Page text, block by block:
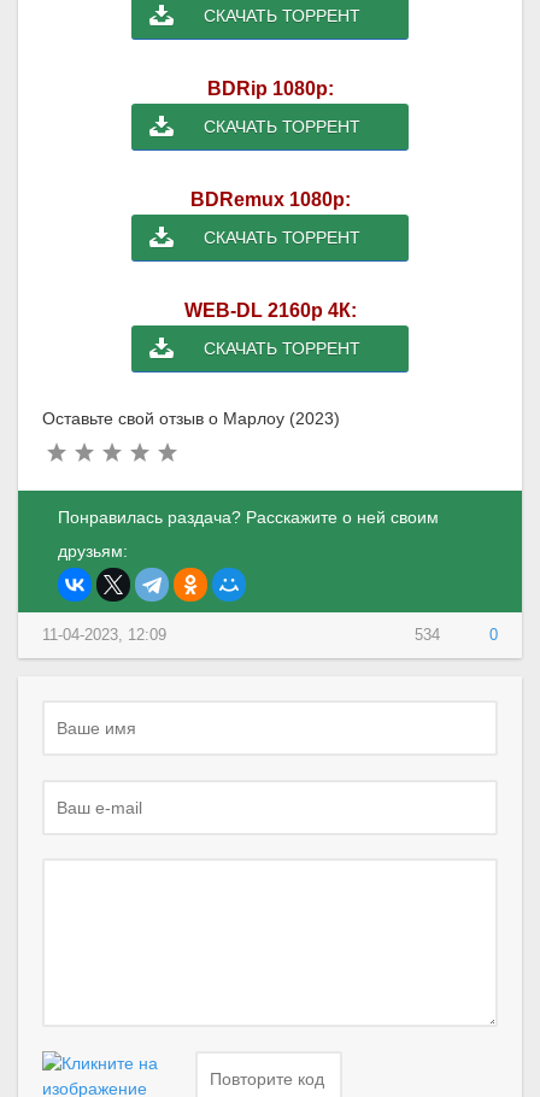
СКАЧАТЬ ТОРРЕНТ
BDRip 1080p:
СКАЧАТЬ ТОРРЕНТ
BDRemux 1080p:
СКАЧАТЬ ТОРРЕНТ
WEB-DL 2160p 4К:
СКАЧАТЬ ТОРРЕНТ
Оставьте свой отзыв о Марлоу (2023)
Понравилась раздача? Расскажите о ней своим
друзьям:
534 0
11-04-2023, 12:09